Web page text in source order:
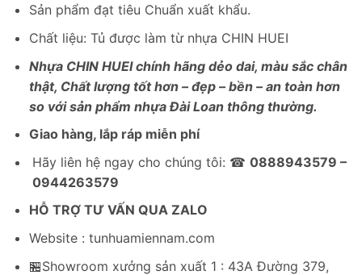
Sản phẩm đạt tiêu Chuẩn xuất khẩu.
Chất liệu: Tủ được làm từ nhựa CHIN HUEI
Nhựa CHIN HUEI chính hãng dẻo dai, màu sắc chân
thật, Chất lượng tốt hơn – đẹp – bền – an toàn hơn
so với sản phẩm nhựa Đài Loan thông thường.
Giao hàng, lắp ráp miễn phí
Hãy liên hệ ngay cho chúng tôi: ☎ 0888943579 –
0944263579
HỖ TRỢ TƯ VẤN QUA ZALO
Website : tunhuamiennam.com
🏪Showroom xưởng sản xuất 1 : 43A Đường 379,